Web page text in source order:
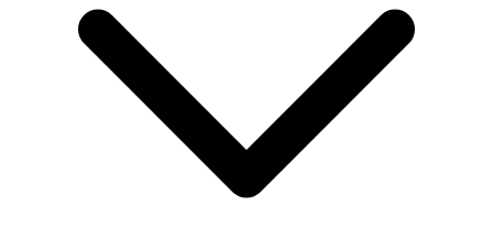
Nosotros